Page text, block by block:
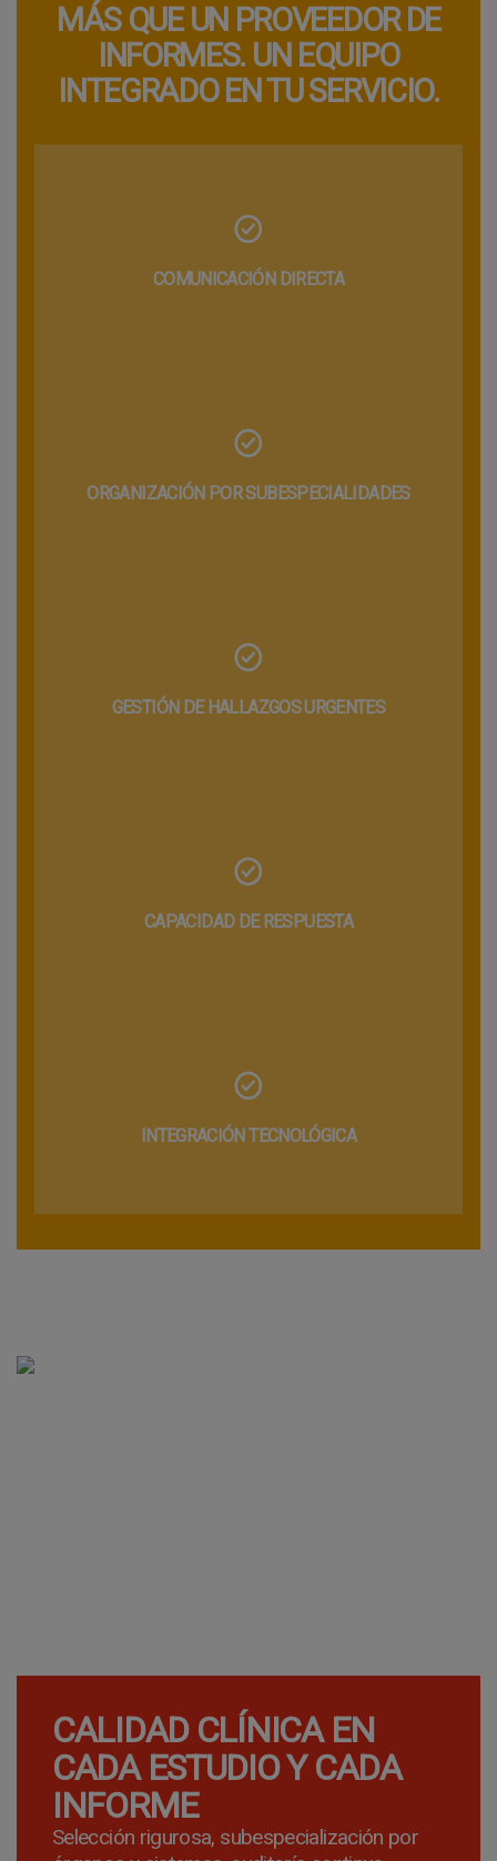
MÁS QUE UN PROVEEDOR DE
INFORMES. UN EQUIPO
INTEGRADO EN TU SERVICIO.
COMUNICACIÓN DIRECTA
ORGANIZACIÓN POR SUBESPECIALIDADES
GESTIÓN DE HALLAZGOS URGENTES
CAPACIDAD DE RESPUESTA
INTEGRACIÓN TECNOLÓGICA
CALIDAD CLÍNICA EN
CADA ESTUDIO Y CADA
INFORME
Selección rigurosa, subespecialización por